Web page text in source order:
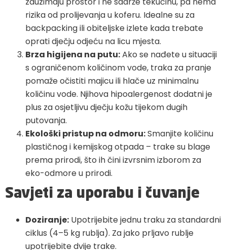
rizika od prolijevanja u koferu. Idealne su za
backpacking ili obiteljske izlete kada trebate
oprati dječju odjeću na licu mjesta.
Brza higijena na putu:Ako se nađete u situaciji
s ograničenom količinom vode, traka za pranje
pomaže očistiti majicu ili hlače uz minimalnu
količinu vode. Njihova hipoalergenost dodatni je
plus za osjetljivu dječju kožu tijekom dugih
putovanja.
Ekološki pristup na odmoru:Smanjite količinu
plastičnog i kemijskog otpada – trake su blage
prema prirodi, što ih čini izvrsnim izborom za
eko-odmore u prirodi.
Savjeti za uporabu i čuvanje
Doziranje: Upotrijebite jednu traku za standardni
ciklus (4–5 kg rublja). Za jako prljavo rublje
upotrijebite dvije trake.